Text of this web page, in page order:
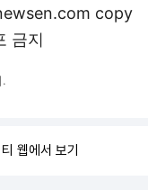
copy
금지
웹에서 보기